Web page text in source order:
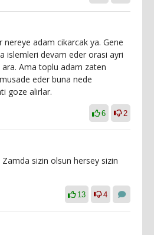
nereye adam cikarcak ya. Gene
islemleri devam eder orasi ayri
Ama toplu adam zaten
eder buna nede
goze alirlar.
6 2
sizin olsun hersey sizin
13 4